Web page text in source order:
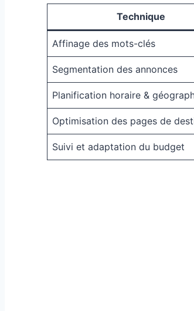
Technique
Affinage des mots-clés
Segmentation des annonces
Planification horaire &
Optimisation des pages de
Suivi et adaptation du budget